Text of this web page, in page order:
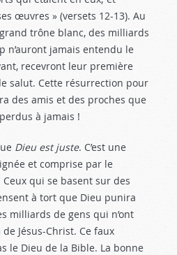
œuvres » (versets 12-13). Au
trône blanc, des milliards
n’auront jamais entendu le
recevront leur première
salut. Cette résurrection pour
des amis et des proches que
à jamais !
Dieu est juste. C’est une
et comprise par le
qui se basent sur des
à tort que Dieu punira
milliards de gens qui n’ont
Jésus-Christ. Ce faux
le Dieu de la Bible. La bonne